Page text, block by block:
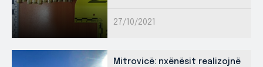
27/10/2021
Mitrovicë: nxënësit realizojnë